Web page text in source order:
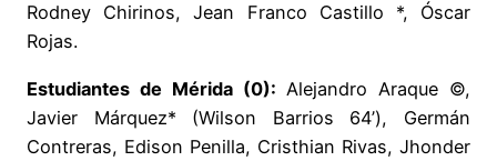
Rodney Chirinos, Jean Franco Castillo *, Óscar
Rojas.
Estudiantes de Mérida (0): Alejandro Araque ©,
Javier Márquez* (Wilson Barrios 64’), Germán
Contreras, Edison Penilla, Cristhian Rivas, Jhonder